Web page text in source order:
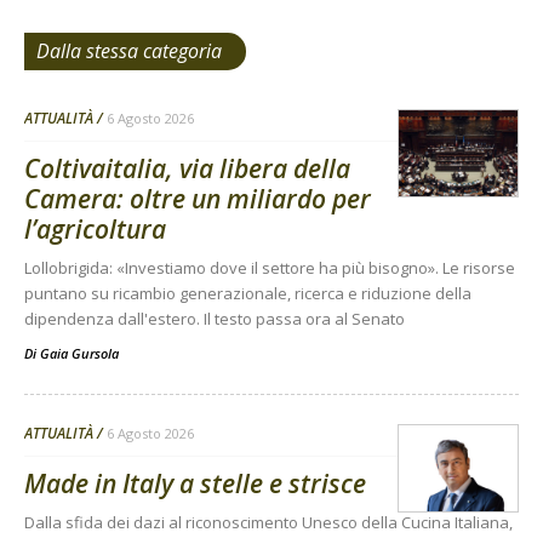
Dalla stessa categoria
ATTUALITÀ 6 Agosto 2026
Coltivaitalia, via libera della
Camera: oltre un miliardo per
l’agricoltura
Lollobrigida: «Investiamo dove il settore ha più bisogno». Le risorse
puntano su ricambio generazionale, ricerca e riduzione della
dipendenza dall'estero. Il testo passa ora al Senato
Di Gaia Gursola
ATTUALITÀ 6 Agosto 2026
Made in Italy a stelle e strisce
Dalla sfida dei dazi al riconoscimento Unesco della Cucina Italiana,